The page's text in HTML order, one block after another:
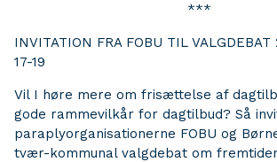
***
INVITATION FRA FOBU TIL VALGDEBAT
17-19
Vil I høre mere om frisættelse af
gode rammevilkår for dagtilbud? Så
paraplyorganisationerne FOBU og
tvær-kommunal valgdebat om